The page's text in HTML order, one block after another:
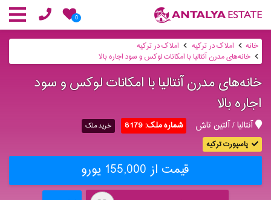
0
خانه املاک در ترکیه
املاک در ترکیه
خانه‌های مدرن آنتالیا با امکانات لوکس و سود اجاره بالا
خانه‌های مدرن آنتالیا با امکانات لوکس و سود
اجاره بالا
آنتالیا / آلتین تاش شماره ملک: 8179 خرید ملک
پاسپورت ترکیه
قیمت از 155,000 یورو